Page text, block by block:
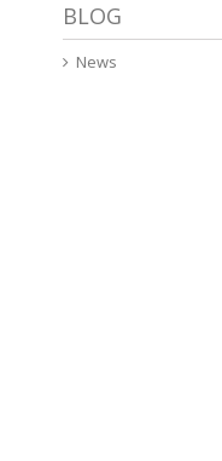
BLOG
News